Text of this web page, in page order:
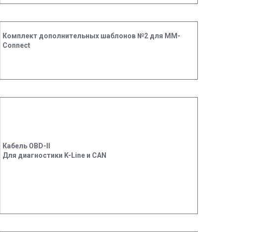
Комплект дополнительных шаблонов №2 для MM-
Connect
Кабель OBD-II
Для диагностики K-Line и CAN